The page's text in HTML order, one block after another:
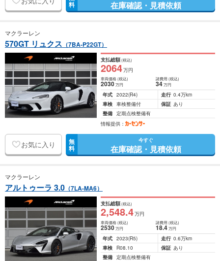
料 在庫確認・見積依頼
マクラーレン
570GT リュクス （7BA-P22GT）
支払総額(税込)
2064万円
車両価格(税込)
2030万円
諸費用 (税込)
34 万円
年式 2022(R4) 走行 0.4万km
車検 車検整備付 保証 あり
整備 定期点検整備有
情報提供：
お気に入り 無
料
今すぐ
在庫確認・見積依頼
マクラーレン
アルトゥーラ 3.0 （7LA-MA6）
支払総額(税込)
2,548.4万円
車両価格(税込)
2530万円
諸費用 (税込)
18.4 万円
年式 2023(R5) 走行 0.6万km
車検
R08.10 保証 あり
整備 定期点検整備有